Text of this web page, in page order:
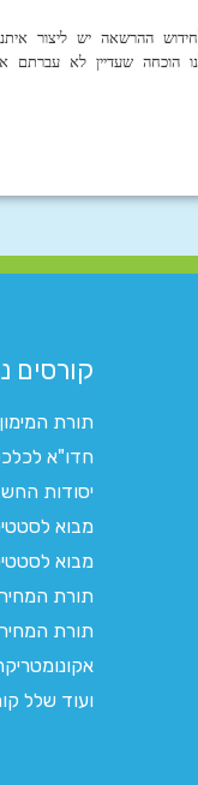
הוכחה שעדיין לא עברתם
קורסים
תורת המימון 10230
חדו"א לכלכלה
יסודות
מבוא
מבוא
תורת
תורת
ועוד שלל